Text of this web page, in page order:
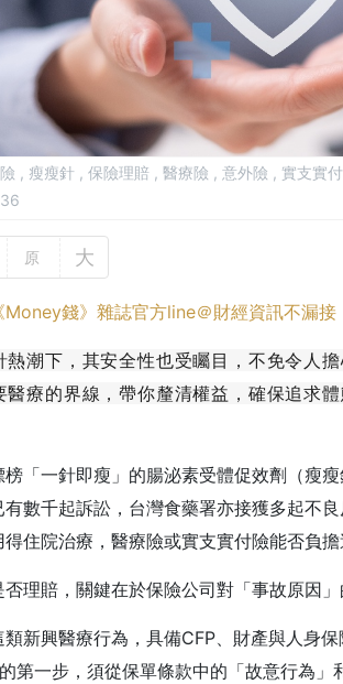
, 瘦瘦針 , 保險理賠 , 醫療險 , 意外險 , 實支實付
原 大
Money錢》雜誌官方line＠財經資訊不漏接
熱潮下，其安全性也受矚目，不免令人
醫療的界線，帶你釐清權益，確保追求
榜「一針即瘦」的腸泌素受體促效劑（瘦
有數千起訴訟，台灣食藥署亦接獲多起不
得住院治療，醫療險或實支實付險能否負擔
理賠，關鍵在於保險公司對「事故原因」
類新興醫療行為，具備CFP、財產與人身
第一步，須從保單條款中的「故意行為」